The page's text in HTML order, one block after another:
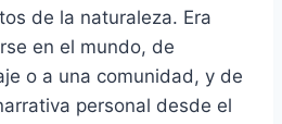
de la naturaleza. Era
en el mundo, de
o a una comunidad, y de
personal desde el